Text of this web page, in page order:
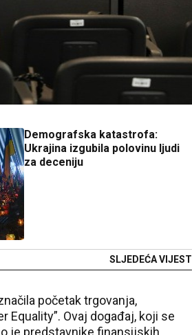
Demografska katastrofa:
Ukrajina izgubila polovinu ljudi
za deceniju
SLJEDEĆA VIJEST
početak trgovanja,
Equality”. Ovaj događaj, koji se
je predstavnike finansijskih